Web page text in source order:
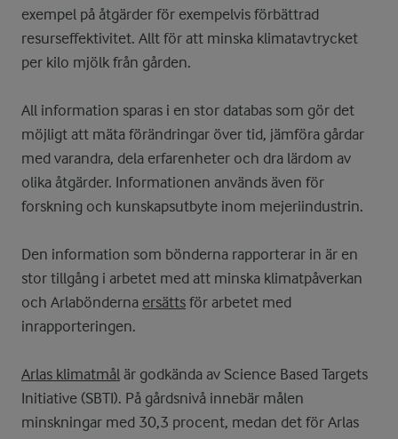
exempel på åtgärder för exempelvis förbättrad
resurseffektivitet. Allt för att minska klimatavtrycket
per kilo mjölk från gården.
All information sparas i en stor databas som gör det
möjligt att mäta förändringar över tid, jämföra gårdar
med varandra, dela erfarenheter och dra lärdom av
olika åtgärder. Informationen används även för
forskning och kunskapsutbyte inom mejeriindustrin.
Den information som bönderna rapporterar in är en
stor tillgång i arbetet med att minska klimatpåverkan
och Arlabönderna ersätts för arbetet med
inrapporteringen.
Arlas klimatmål är godkända av Science Based Targets
Initiative (SBTI). På gårdsnivå innebär målen
minskningar med 30,3 procent, medan det för Arlas